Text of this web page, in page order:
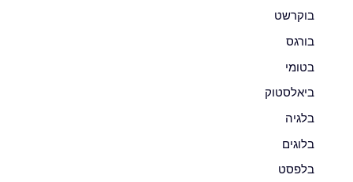
בוקרשט
בורגס
בטומי
ביאלסטוק
בלגיה
בלוגים
בלפסט